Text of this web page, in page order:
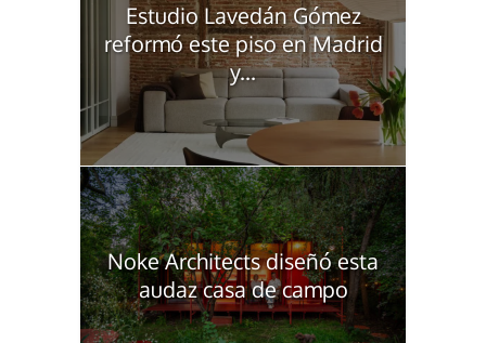
Estudio Lavedán Gómez
reformó este piso en Madrid
y...
Noke Architects diseñó esta
audaz casa de campo